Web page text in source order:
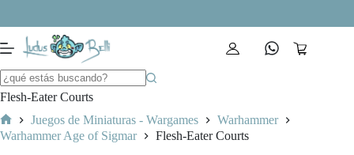
contenido
Carro
Flesh-Eater Courts
Inicio
Juegos de Miniaturas - Wargames
Warhammer
Warhammer Age of Sigmar
Flesh-Eater Courts